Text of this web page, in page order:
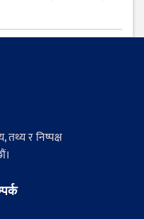
तथ्य र निष्पक्ष